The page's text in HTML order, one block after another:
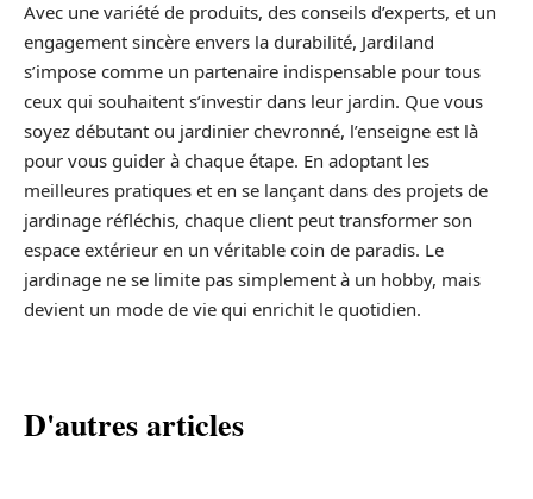
Avec une variété de produits, des conseils d’experts, et un
engagement sincère envers la durabilité, Jardiland
s’impose comme un partenaire indispensable pour tous
ceux qui souhaitent s’investir dans leur jardin. Que vous
soyez débutant ou jardinier chevronné, l’enseigne est là
pour vous guider à chaque étape. En adoptant les
meilleures pratiques et en se lançant dans des projets de
jardinage réfléchis, chaque client peut transformer son
espace extérieur en un véritable coin de paradis. Le
jardinage ne se limite pas simplement à un hobby, mais
devient un mode de vie qui enrichit le quotidien.
D'autres articles